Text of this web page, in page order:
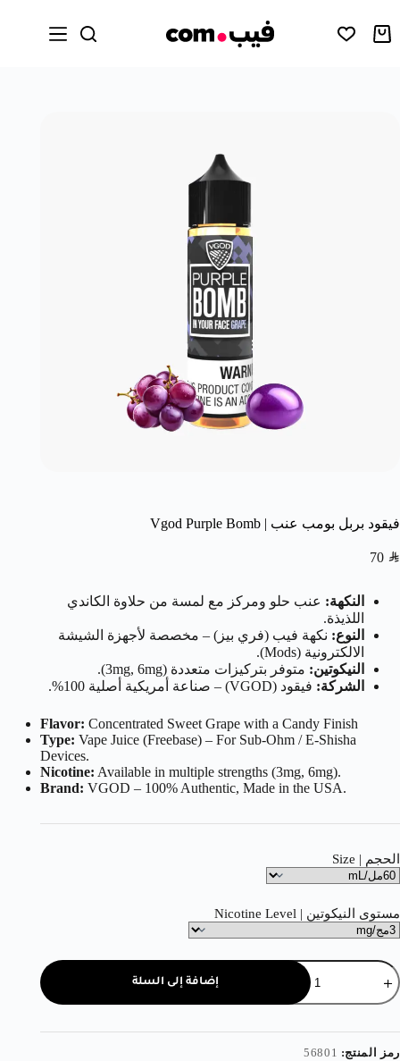
فيقود بربل بومب عنب | Vgod Purple Bomb
70 SAR
النكهة: عنب حلو ومركز مع لمسة من حلاوة الكاندي
اللذيذة.
النوع: نكهة فيب (فري بيز) – مخصصة لأجهزة الشيشة
الالكترونية (Mods).
النيكوتين: متوفر بتركيزات متعددة (3mg, 6mg).
الشركة: فيقود (VGOD) – صناعة أمريكية أصلية 100%.
Flavor: Concentrated Sweet Grape with a Candy Finish
Type: Vape Juice (Freebase) – For Sub-Ohm / E-Shisha
Devices.
Nicotine: Available in multiple strengths (3mg, 6mg).
Brand: VGOD – 100% Authentic, Made in the USA.
الحجم | Size
مستوى النيكوتين | Nicotine Level
إضافة إلى السلة
رمز المنتج: 56801